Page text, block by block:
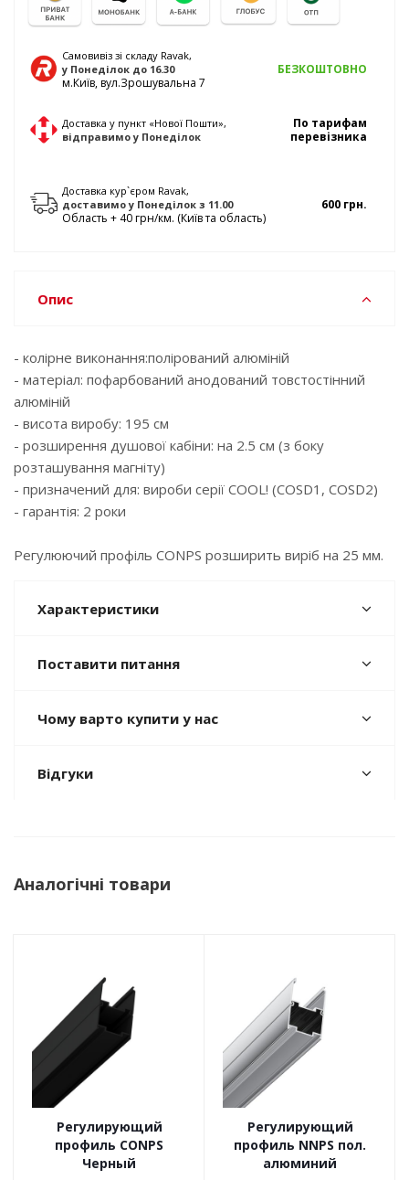
Самовивіз зі складу Ravak,
у Понеділок до 16.30
м.Київ, вул.Зрошувальна 7
БЕЗКОШТОВНО
Доставка у пункт «Нової Пошти»,
відправимоу Понеділок
По тарифам
перевізника
Доставка кур`єром Ravak,
доставимоу Понеділок з 11.00
Область + 40 грн/км. (Київ та область)
600 грн.
Опис
- колірне виконання:полірований алюміній
- матеріал: пофарбований анодований товстостінний
алюміній
- висота виробу: 195 см
- розширення душової кабіни: на 2.5 см (з боку
розташування магніту)
- призначений для: вироби серії COOL! (COSD1, COSD2)
- гарантія: 2 роки
Регулюючий профіль CONPS розширить виріб на 25 мм.
Характеристики
Поставити питання
Чому варто купити у нас
Відгуки
Аналогічні товари
Регулирующий
профиль CONPS
Черный
Регулирующий
профиль NNPS пол.
алюминий